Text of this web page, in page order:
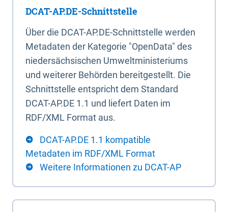
DCAT-AP.DE-Schnittstelle
Über die DCAT-AP.DE-Schnittstelle werden
Metadaten der Kategorie "OpenData" des
niedersächsischen Umweltministeriums
und weiterer Behörden bereitgestellt. Die
Schnittstelle entspricht dem Standard
DCAT-AP.DE 1.1 und liefert Daten im
RDF/XML Format aus.
DCAT-AP.DE 1.1 kompatible
Metadaten im RDF/XML Format
Weitere Informationen zu DCAT-AP